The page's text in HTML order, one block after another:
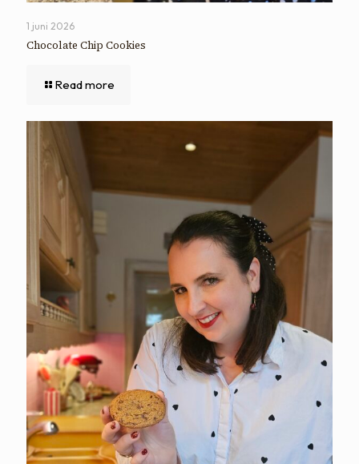
1 juni 2026
Chocolate Chip Cookies
Read more